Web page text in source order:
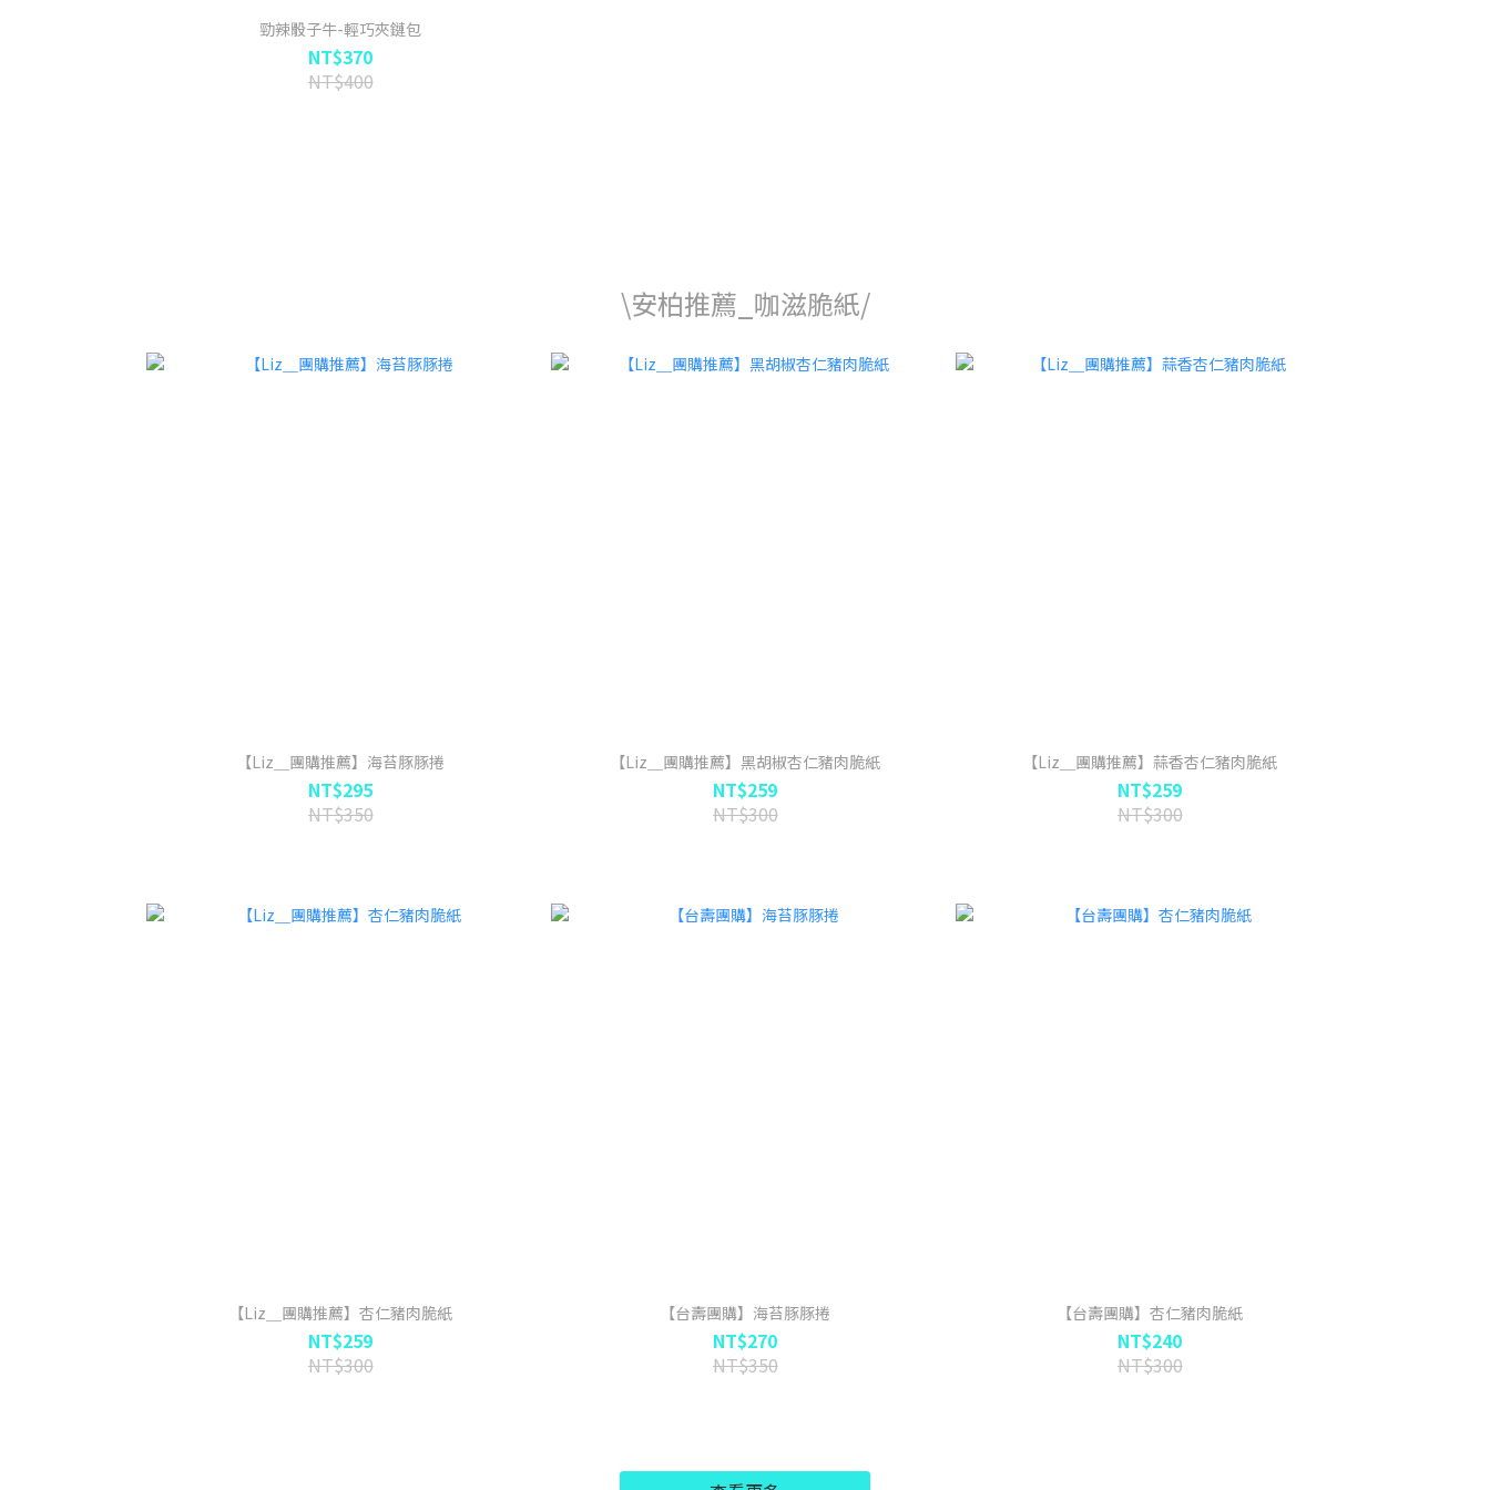
勁辣骰子牛-輕巧夾鏈包
NT$370
NT$400
\安柏推薦_咖滋脆紙/
【Liz＿團購推薦】海苔豚豚捲
NT$295
NT$350
【Liz＿團購推薦】黑胡椒杏仁豬肉脆紙
NT$259
NT$300
【Liz＿團購推薦】蒜香杏仁豬肉脆紙
NT$259
NT$300
【Liz＿團購推薦】杏仁豬肉脆紙
NT$259
NT$300
【台壽團購】海苔豚豚捲
NT$270
NT$350
【台壽團購】杏仁豬肉脆紙
NT$240
NT$300